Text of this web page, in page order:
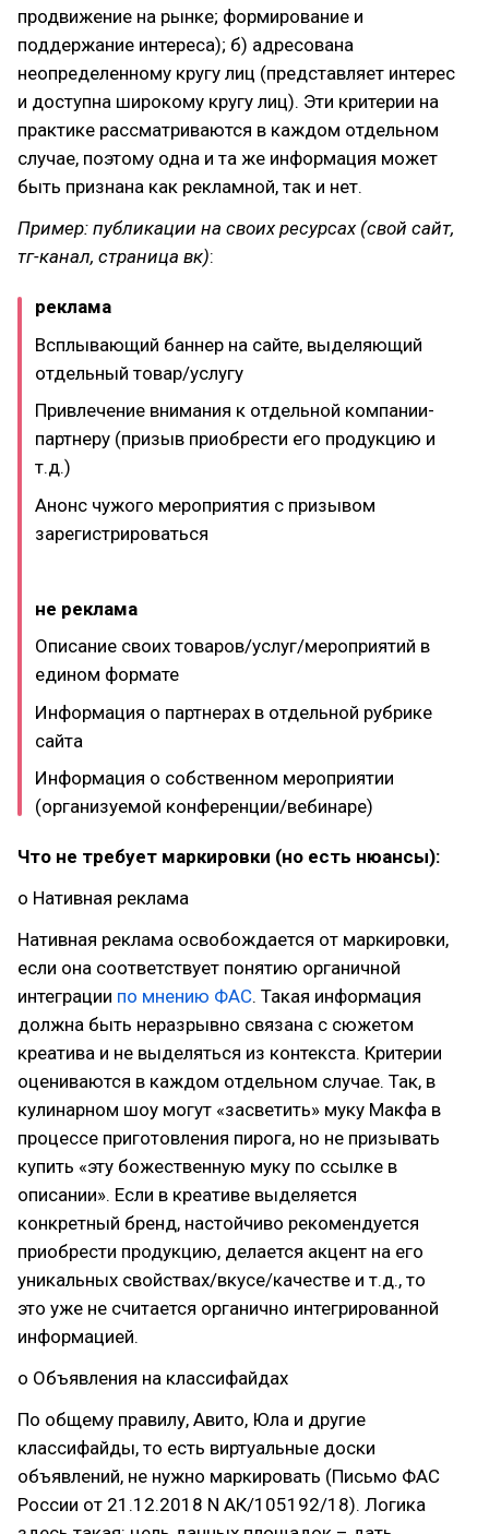
продвижение на рынке; формирование и
поддержание интереса); б) адресована
неопределенному кругу лиц (представляет интерес
и доступна широкому кругу лиц). Эти критерии на
практике рассматриваются в каждом отдельном
случае, поэтому одна и та же информация может
быть признана как рекламной, так и нет.
Пример: публикации на своих ресурсах (свой сайт,
тг-канал, страница вк):
реклама
Всплывающий баннер на сайте, выделяющий
отдельный товар/услугу
Привлечение внимания к отдельной компании-
партнеру (призыв приобрести его продукцию и
т.д.)
Анонс чужого мероприятия с призывом
зарегистрироваться
не реклама
Описание своих товаров/услуг/мероприятий в
едином формате
Информация о партнерах в отдельной рубрике
сайта
Информация о собственном мероприятии
(организуемой конференции/вебинаре)
Что не требует маркировки (но есть нюансы):
o Нативная реклама
Нативная реклама освобождается от маркировки,
если она соответствует понятию органичной
интеграции по мнению ФАС. Такая информация
должна быть неразрывно связана с сюжетом
креатива и не выделяться из контекста. Критерии
оцениваются в каждом отдельном случае. Так, в
кулинарном шоу могут «засветить» муку Макфа в
процессе приготовления пирога, но не призывать
купить «эту божественную муку по ссылке в
описании». Если в креативе выделяется
конкретный бренд, настойчиво рекомендуется
приобрести продукцию, делается акцент на его
уникальных свойствах/вкусе/качестве и т.д., то
это уже не считается органично интегрированной
информацией.
o Объявления на классифайдах
По общему правилу, Авито, Юла и другие
классифайды, то есть виртуальные доски
объявлений, не нужно маркировать (Письмо ФАС
России от 21.12.2018 N АК/105192/18). Логика